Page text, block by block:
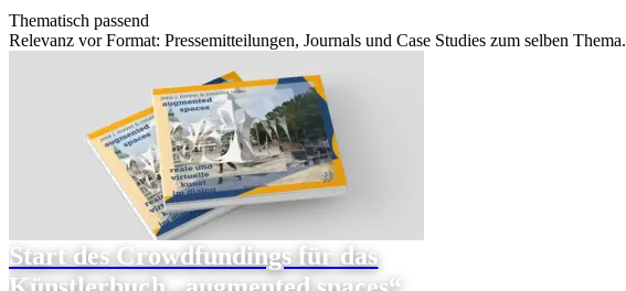
Thematisch passend
Relevanz vor Format: Pressemitteilungen, Journals und Case Studies zum selben Thema.
Start des Crowdfundings für das